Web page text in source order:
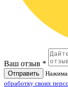
Ваш отзыв *
Отправить
обработку своих